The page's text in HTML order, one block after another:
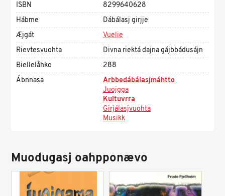
ISBN
8299640628
Hábme
Dábálasj girjje
Æjgát
Vuelie
Rievtesvuohta
Divna riektá dajna gájbbádusájn
Biellelåhko
288
Ábnnasa
Arbbedábálasjmáhtto
Juojgga
Kultuvrra
Girjálasjvuohta
Musikk
Muodugasj oahpponævo